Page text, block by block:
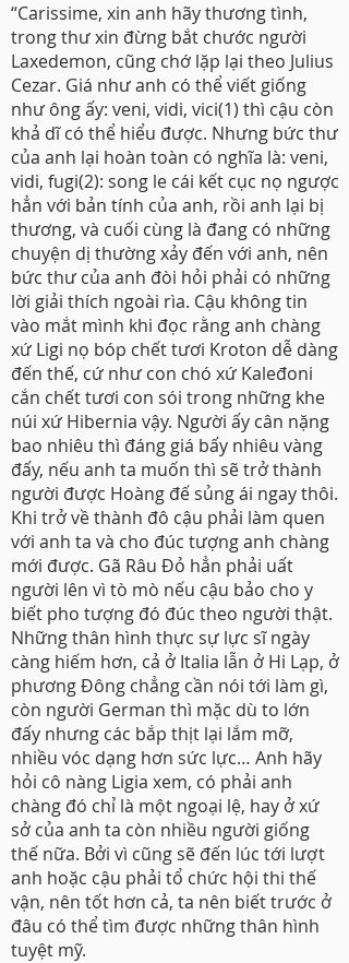
“Carissime, xin anh hãy thương tình,
trong thư xin đừng bắt chước người
Laxedemon, cũng chớ lặp lại theo Julius
Cezar. Giá như anh có thể viết giống
như ông ấy: veni, vidi, vici(1) thì cậu còn
khả dĩ có thể hiểu được. Nhưng bức thư
của anh lại hoàn toàn có nghĩa là: veni,
vidi, fugi(2): song le cái kết cục nọ ngược
hẳn với bản tính của anh, rồi anh lại bị
thương, và cuối cùng là đang có những
chuyện dị thường xảy đến với anh, nên
bức thư của anh đòi hỏi phải có những
lời giải thích ngoài rìa. Cậu không tin
vào mắt mình khi đọc rằng anh chàng
xứ Ligi nọ bóp chết tươi Kroton dễ dàng
đến thế, cứ như con chó xứ Kaleđoni
cắn chết tươi con sói trong những khe
núi xứ Hibernia vậy. Người ấy cân nặng
bao nhiêu thì đáng giá bấy nhiêu vàng
đấy, nếu anh ta muốn thì sẽ trở thành
người được Hoàng đế sủng ái ngay thôi.
Khi trở về thành đô cậu phải làm quen
với anh ta và cho đúc tượng anh chàng
mới được. Gã Râu Đỏ hẳn phải uất
người lên vì tò mò nếu cậu bảo cho y
biết pho tượng đó đúc theo người thật.
Những thân hình thực sự lực sĩ ngày
càng hiếm hơn, cả ở Italia lẫn ở Hi Lạp, ở
phương Đông chẳng cần nói tới làm gì,
còn người German thì mặc dù to lớn
đấy nhưng các bắp thịt lại lắm mỡ,
nhiều vóc dạng hơn sức lực… Anh hãy
hỏi cô nàng Ligia xem, có phải anh
chàng đó chỉ là một ngoại lệ, hay ở xứ
sở của anh ta còn nhiều người giống
thế nữa. Bởi vì cũng sẽ đến lúc tới lượt
anh hoặc cậu phải tổ chức hội thi thế
vận, nên tốt hơn cả, ta nên biết trước ở
đâu có thể tìm được những thân hình
tuyệt mỹ.